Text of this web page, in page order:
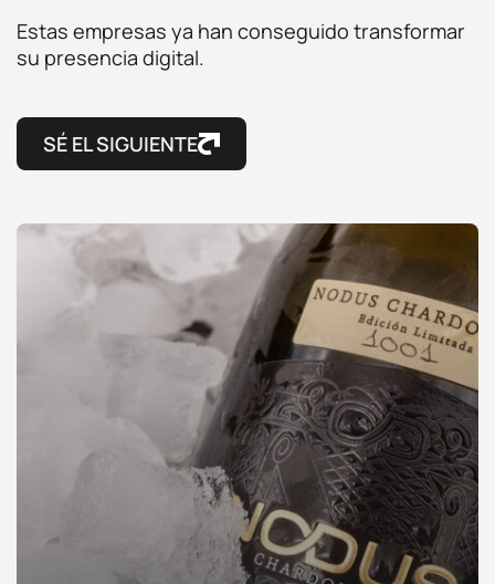
Estas empresas ya han conseguido transformar
su presencia digital.
SÉ EL SIGUIENTE